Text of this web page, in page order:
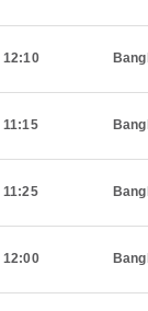
12:10
11:15
11:25
12:00